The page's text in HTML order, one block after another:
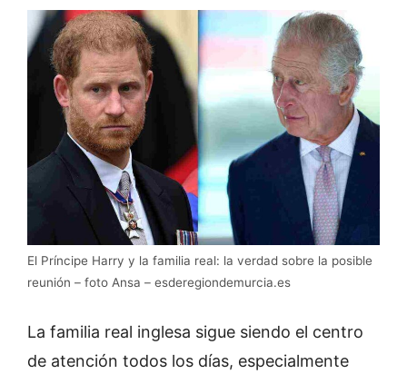
El Príncipe Harry y la familia real: la verdad sobre la posible
reunión – foto Ansa – esderegiondemurcia.es
La familia real inglesa sigue siendo el centro
de atención todos los días, especialmente